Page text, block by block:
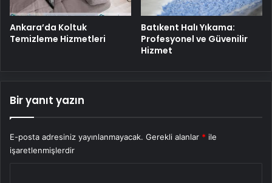
Ankara’da Koltuk
Temizleme Hizmetleri
Batıkent Halı Yıkama:
Profesyonel ve Güvenilir
Hizmet
Bir yanıt yazın
E-posta adresiniz yayınlanmayacak. Gerekli alanlar * ile
işaretlenmişlerdir